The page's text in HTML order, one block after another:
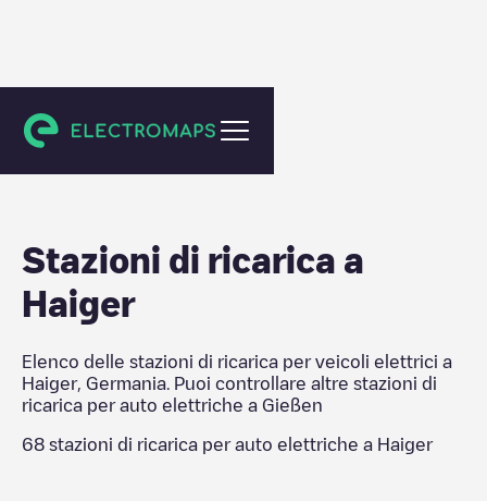
Gießen
Stazioni di ricarica a
Haiger
Elenco delle stazioni di ricarica per veicoli elettrici a
Haiger, Germania . Puoi controllare altre stazioni di
ricarica per auto elettriche a Gießen
68 stazioni di ricarica per auto elettriche a Haiger